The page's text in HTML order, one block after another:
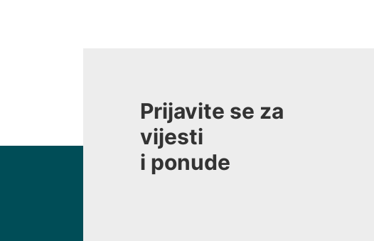
Prijavite se za
vijesti
i ponude